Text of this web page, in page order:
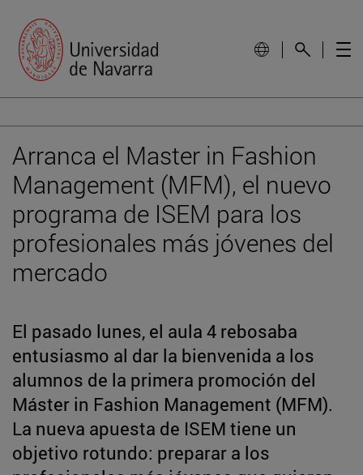
Arranca el Master in Fashion
Management (MFM), el nuevo
programa de ISEM para los
profesionales más jóvenes del
mercado
El pasado lunes, el aula 4 rebosaba
entusiasmo al dar la bienvenida a los
alumnos de la primera promoción del
Máster in Fashion Management (MFM).
La nueva apuesta de ISEM tiene un
objetivo rotundo: preparar a los